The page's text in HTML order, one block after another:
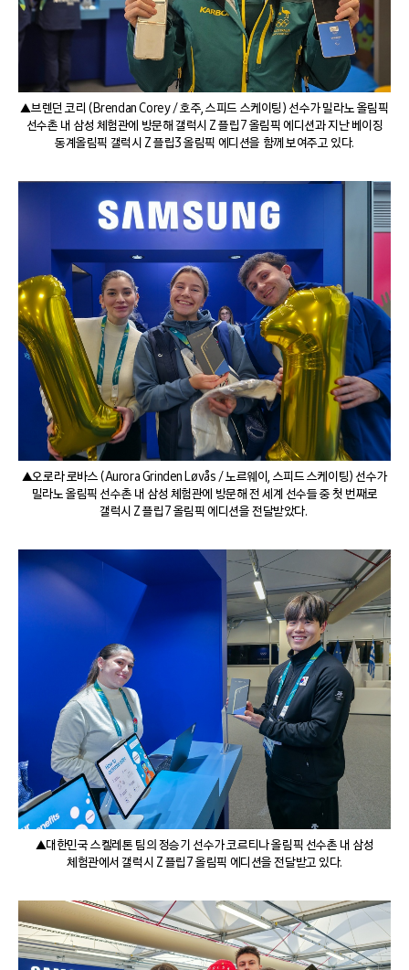
▲브렌던 코리 (Brendan Corey / 호주, 스피드 스케이팅) 선수가 밀라노 올림픽
선수촌 내 삼성 체험관에 방문해 갤럭시 Z 플립7 올림픽 에디션과 지난 베이징
동계올림픽 갤럭시 Z 플립3 올림픽 에디션을 함께 보여주고 있다.
▲오로라 로바스 (Aurora Grinden Løvås / 노르웨이, 스피드 스케이팅) 선수가
밀라노 올림픽 선수촌 내 삼성 체험관에 방문해 전 세계 선수들 중 첫 번째로
갤럭시 Z 플립7 올림픽 에디션을 전달받았다.
▲대한민국 스켈레톤 팀의 정승기 선수가 코르티나 올림픽 선수촌 내 삼성
체험관에서 갤럭시 Z 플립7 올림픽 에디션을 전달받고 있다.